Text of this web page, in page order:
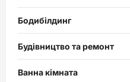
Бодибілдинг
Будівництво та ремонт
Ванна кімната